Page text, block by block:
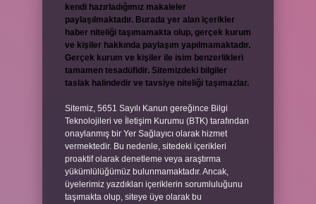
kendi hazırladığımız makaleler
paylaşılmaktadır. Burada yer alan içerikler
haber niteliği taşımamakta olup, gerçek kurum
ve kişiler hakkında paylaşım yapılmamaktadır.
Gerçek kurum ve kişiler ile isim benzerlikleri
tamamen tesadüfidir. Sitemizdeki bilgiler
taslak halindedir ve tavsiye niteliği taşımazlar.
Sitemiz, 5651 Sayılı Kanun gereğince Bilgi
Teknolojileri ve İletişim Kurumu (BTK) tarafından
onaylanmış bir Yer Sağlayıcı olarak hizmet
vermektedir. Bu nedenle, sitedeki içerikleri
proaktif olarak denetleme veya araştırma
yükümlülüğümüz bulunmamaktadır. Ancak,
üyelerimiz yazdıkları içeriklerin sorumluluğunu
taşımakta olup, siteye üye olarak bu